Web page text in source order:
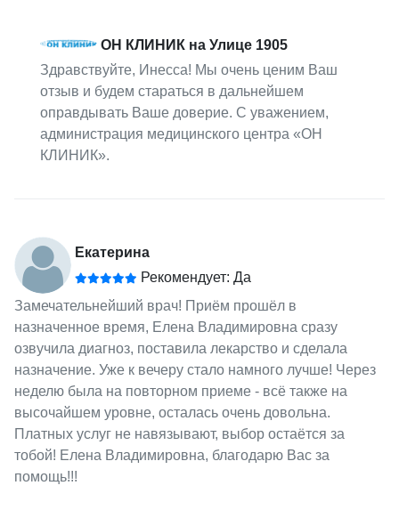
ОН КЛИНИК на Улице 1905
Здравствуйте, Инесса! Мы очень ценим Ваш
отзыв и будем стараться в дальнейшем
оправдывать Ваше доверие. С уважением,
администрация медицинского центра «ОН
КЛИНИК».
Екатерина
Рекомендует: Да
Замечательнейший врач! Приём прошёл в
назначенное время, Елена Владимировна сразу
озвучила диагноз, поставила лекарство и сделала
назначение. Уже к вечеру стало намного лучше! Через
неделю была на повторном приеме - всё также на
высочайшем уровне, осталась очень довольна.
Платных услуг не навязывают, выбор остаётся за
тобой! Елена Владимировна, благодарю Вас за
помощь!!!